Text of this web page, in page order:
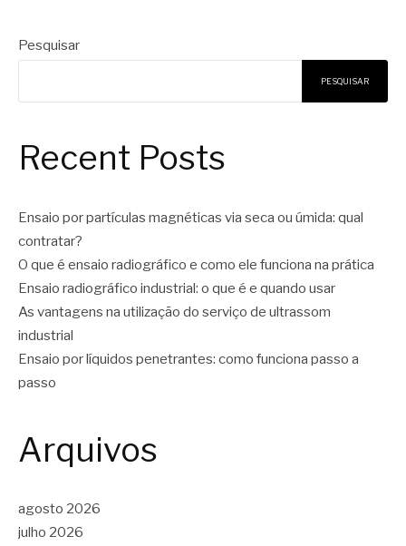
Pesquisar
PESQUISAR
Recent Posts
Ensaio por partículas magnéticas via seca ou úmida: qual
contratar?
O que é ensaio radiográfico e como ele funciona na prática
Ensaio radiográfico industrial: o que é e quando usar
As vantagens na utilização do serviço de ultrassom
industrial
Ensaio por líquidos penetrantes: como funciona passo a
passo
Arquivos
agosto 2026
julho 2026